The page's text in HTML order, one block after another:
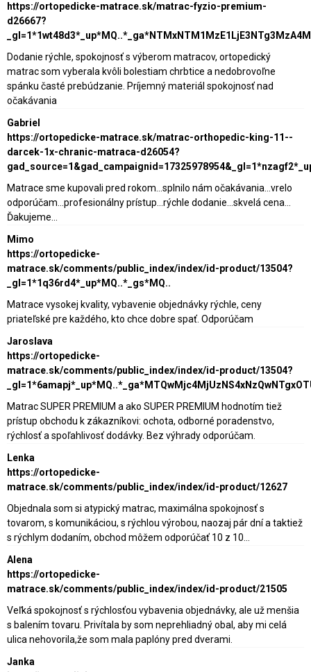
https://ortopedicke-matrace.sk/matrac-fyzio-premium-
d26667?
Dodanie rýchle, spokojnosť s výberom matracov, ortopedický
matrac som vyberala kvôli bolestiam chrbtice a nedobrovoľne
spánku časté prebúdzanie. Príjemný materiál spokojnosť nad
očakávania
Gabriel
https://ortopedicke-matrace.sk/matrac-orthopedic-king-11--
darcek-1x-chranic-matraca-d26054?
Matrace sme kupovali pred rokom...splnilo nám očakávania...vrelo
odporúčam...profesionálny prístup...rýchle dodanie...skvelá cena...
Ďakujeme...
Mimo
https://ortopedicke-
matrace.sk/comments/public_index/index/id-product/13504?
_gl=1*1q36rd4*_up*MQ..*_gs*MQ..
Matrace vysokej kvality, vybavenie objednávky rýchle, ceny
priateľské pre každého, kto chce dobre spať. Odporúčam
Jaroslava
https://ortopedicke-
matrace.sk/comments/public_index/index/id-product/13504?
Matrac SUPER PREMIUM a ako SUPER PREMIUM hodnotím tiež
prístup obchodu k zákazníkovi: ochota, odborné poradenstvo,
rýchlosť a spoľahlivosť dodávky. Bez výhrady odporúčam.
Lenka
https://ortopedicke-
matrace.sk/comments/public_index/index/id-product/12627
Objednala som si atypický matrac, maximálna spokojnosť s
tovarom, s komunikáciou, s rýchlou výrobou, naozaj pár dní a taktiež
s rýchlym dodaním, obchod môžem odporúčať 10 z 10...
Alena
https://ortopedicke-
matrace.sk/comments/public_index/index/id-product/21505
Veľká spokojnosť s rýchlosťou vybavenia objednávky, ale už menšia
s balením tovaru. Privítala by som neprehliadný obal, aby mi celá
ulica nehovorila,že som mala paplóny pred dverami.
Janka